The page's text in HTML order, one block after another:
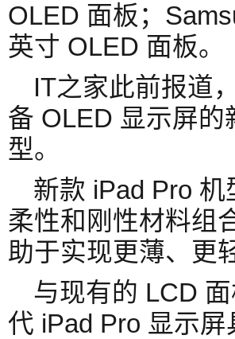
OLED 面板；
英寸 OLED 面板。
IT之家此前报道
备 OLED 显示屏的
型。
新款 iPad Pro
柔性和刚性材料组
助于实现更薄、更
与现有的 LCD
代 iPad Pro 显示